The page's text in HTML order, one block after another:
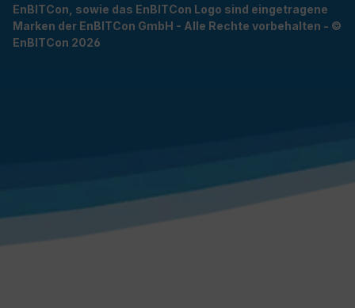
EnBITCon, sowie das EnBITCon Logo sind eingetragene
Marken der EnBITCon GmbH - Alle Rechte vorbehalten - ©
EnBITCon 2026